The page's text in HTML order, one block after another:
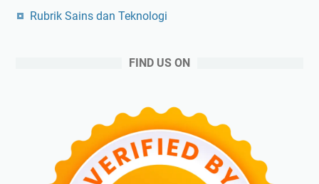
Rubrik Sains dan Teknologi
FIND US ON